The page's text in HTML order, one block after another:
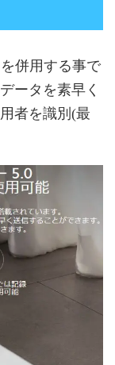
併用する事で
ータを素早く
者を識別(最